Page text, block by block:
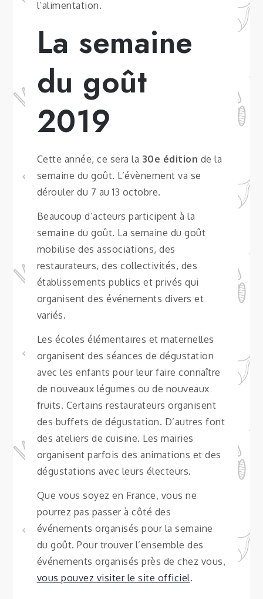
l’alimentation.
La semaine
du goût
2019
Cette année, ce sera la 30e édition de la
semaine du goût. L’évènement va se
dérouler du 7 au 13 octobre.
Beaucoup d’acteurs participent à la
semaine du goût. La semaine du goût
mobilise des associations, des
restaurateurs, des collectivités, des
établissements publics et privés qui
organisent des événements divers et
variés.
Les écoles élémentaires et maternelles
organisent des séances de dégustation
avec les enfants pour leur faire connaître
de nouveaux légumes ou de nouveaux
fruits. Certains restaurateurs organisent
des buffets de dégustation. D’autres font
des ateliers de cuisine. Les mairies
organisent parfois des animations et des
dégustations avec leurs électeurs.
Que vous soyez en France, vous ne
pourrez pas passer à côté des
événements organisés pour la semaine
du goût. Pour trouver l’ensemble des
événements organisés près de chez vous,
vous pouvez visiter le site officiel.